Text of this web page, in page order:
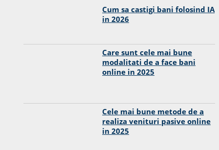
Cum sa castigi bani folosind IA
in 2026
Care sunt cele mai bune
modalitati de a face bani
online in 2025
Cele mai bune metode de a
realiza venituri pasive online
in 2025